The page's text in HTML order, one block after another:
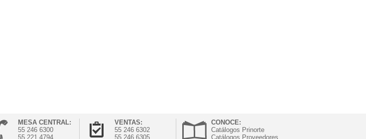
MESA CENTRAL:
55 246 6300
55 221 4794
VENTAS:
55 246 6302
55 246 6305
CONOCE:
Catálogos Prinorte
Catálogos Proveedores